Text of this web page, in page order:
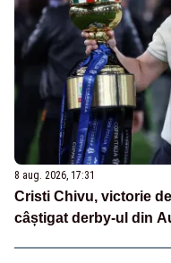
8 aug. 2026, 17:31
Cristi Chivu, victorie
câștigat derby-ul din